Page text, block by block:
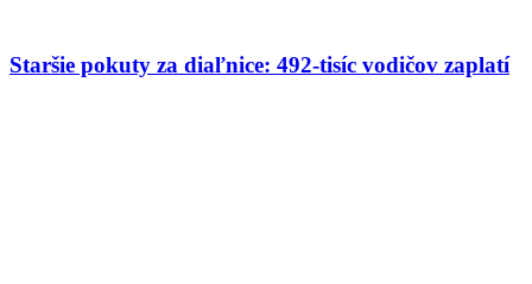
Staršie pokuty za diaľnice: 492-tisíc vodičov zaplatí